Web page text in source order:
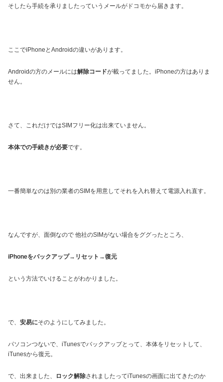
そしたら手続を承りましたっていうメールがドコモから届きます。
ここでiPhoneとAndroidの違いがあります。
Androidの方のメールには解除コードが載ってました。iPhoneの方はありま
せん。
さて、これだけではSIMフリー化は出来ていません。
本体での手続きが必要です。
一番簡単なのは別の業者のSIMを用意してそれを入れ替えて電源入れ直す。
なんですが、面倒なので 他社のSIMがない場合をググったところ、
iPhoneをバックアップ→リセット→復元
という方法でいけることがわかりました。
で、 安易にそのようにしてみました。
パソコンつないで、iTunesでバックアップとって、本体をリセットして、
iTunesから復元。
で、出来ました、 ロック解除されましたってiTunesの画面に出てきたのか